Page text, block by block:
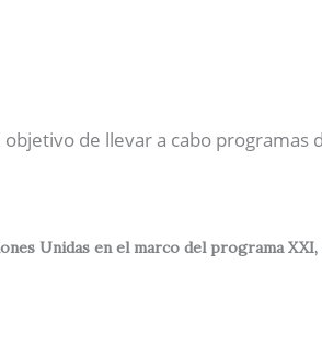
de llevar a cabo
Unidas en el marco del programa XXI,